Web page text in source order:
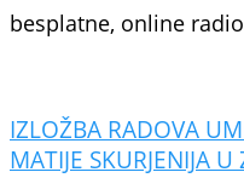
besplatne, online
IZLOŽBA RADOVA
MATIJE SKURJENIJA U